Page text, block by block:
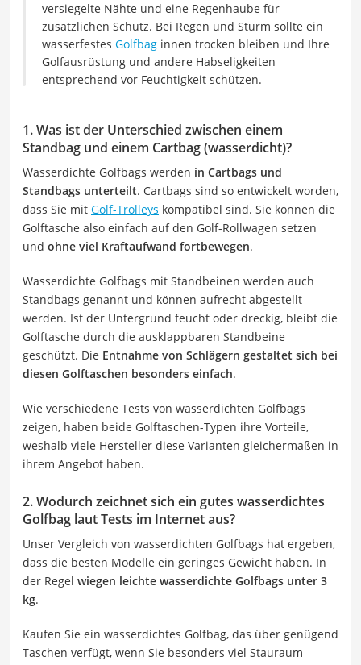
versiegelte Nähte und eine Regenhaube für
zusätzlichen Schutz. Bei Regen und Sturm sollte ein
wasserfestes Golfbag innen trocken bleiben und Ihre
Golfausrüstung und andere Habseligkeiten
entsprechend vor Feuchtigkeit schützen.
1. Was ist der Unterschied zwischen einem
Standbag und einem Cartbag (wasserdicht)?
Wasserdichte Golfbags werden in Cartbags und
Standbags unterteilt. Cartbags sind so entwickelt worden,
dass Sie mit Golf-Trolleys kompatibel sind. Sie können die
Golftasche also einfach auf den Golf-Rollwagen setzen
und ohne viel Kraftaufwand fortbewegen.
Wasserdichte Golfbags mit Standbeinen werden auch
Standbags genannt und können aufrecht abgestellt
werden. Ist der Untergrund feucht oder dreckig, bleibt die
Golftasche durch die ausklappbaren Standbeine
geschützt. Die Entnahme von Schlägern gestaltet sich bei
diesen Golftaschen besonders einfach.
Wie verschiedene Tests von wasserdichten Golfbags
zeigen, haben beide Golftaschen-Typen ihre Vorteile,
weshalb viele Hersteller diese Varianten gleichermaßen in
ihrem Angebot haben.
2. Wodurch zeichnet sich ein gutes wasserdichtes
Golfbag laut Tests im Internet aus?
Unser Vergleich von wasserdichten Golfbags hat ergeben,
dass die besten Modelle ein geringes Gewicht haben. In
der Regel wiegen leichte wasserdichte Golfbags unter 3
kg.
Kaufen Sie ein wasserdichtes Golfbag, das über genügend
Taschen verfügt, wenn Sie besonders viel Stauraum